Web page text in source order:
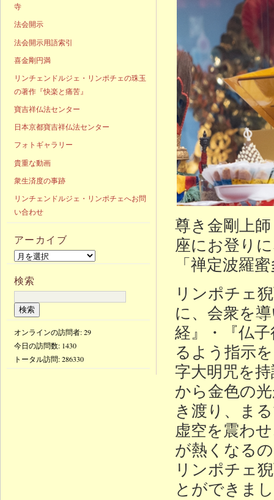
尊き金剛上
座にお登り
「禅定波羅
リンポチェ
に、会衆を
経』・『仏
るよう指示
字大明咒を
から金色の
き渡り、ま
虚空を震わ
が熱くなる
リンポチェ
とができま
寺
法会開示
法会開示用語索引
喜金剛円満
リンチェンドルジェ・リンポチェの珠玉
の著作『快楽と痛苦』
寶吉祥仏法センター
日本京都寶吉祥仏法センター
フォトギャラリー
貴重な動画
衆生済度の事跡
リンチェンドルジェ・リンポチェへお問
い合わせ
アーカイブ
検索
オンラインの訪問者: 29
今日の訪問数: 1430
トータル訪問:286330